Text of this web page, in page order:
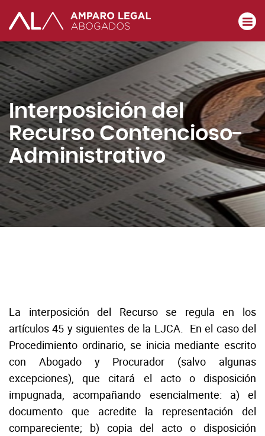
Interposición del
Recurso Contencioso-
Administrativo
La interposición del Recurso se regula en los
artículos 45 y siguientes de la LJCA. En el caso del
Procedimiento ordinario, se inicia mediante escrito
con Abogado y Procurador (salvo algunas
excepciones), que citará el acto o disposición
impugnada, acompañando esencialmente: a) el
documento que acredite la representación del
compareciente; b) copia del acto o disposición